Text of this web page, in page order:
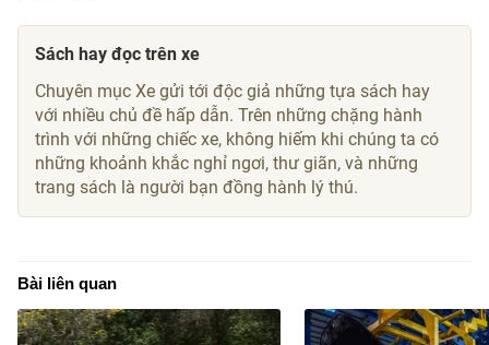
Sách hay đọc trên xe
Chuyên mục Xe gửi tới độc giả những tựa sách hay
với nhiều chủ đề hấp dẫn. Trên những chặng hành
trình với những chiếc xe, không hiếm khi chúng ta có
những khoảnh khắc nghỉ ngơi, thư giãn, và những
trang sách là người bạn đồng hành lý thú.
Bài liên quan